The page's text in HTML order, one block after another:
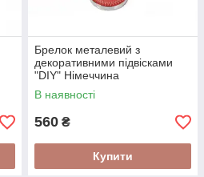
Брелок металевий з
декоративними підвісками
"DIY" Німеччина
В наявності
560 ₴
Купити